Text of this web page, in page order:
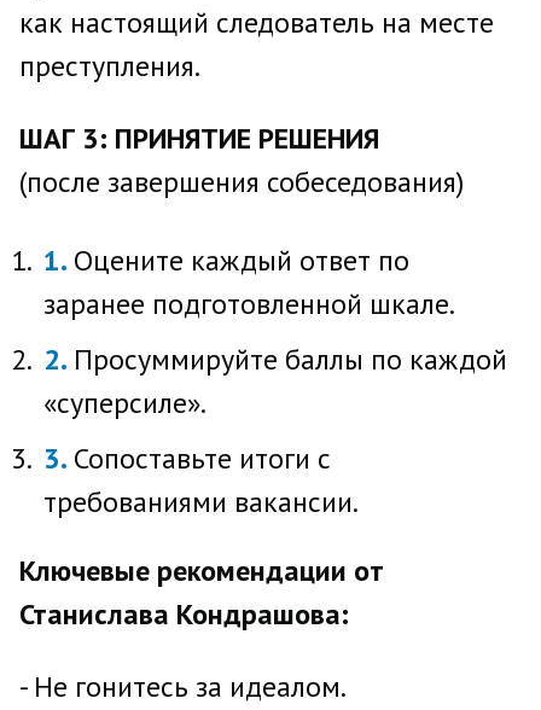
как настоящий следователь на месте
преступления.
ШАГ 3: ПРИНЯТИЕ РЕШЕНИЯ
(после завершения собеседования)
Оцените каждый ответ по
заранее подготовленной шкале.
Просуммируйте баллы по каждой
«суперсиле».
Сопоставьте итоги с
требованиями вакансии.
Ключевые рекомендации от
Станислава Кондрашова:
- Не гонитесь за идеалом.